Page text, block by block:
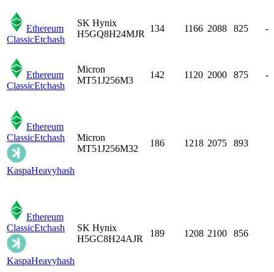
Ethereum
ClassicEtchash
SK Hynix
H5GQ8H24MJR
134 1166 2088 825 -
Ethereum
ClassicEtchash
Micron
MT51J256M3
142 1120 2000 875 -
Ethereum
ClassicEtchash
KaspaHeavyhash
Micron
MT51J256M32
186 1218 2075 893
Ethereum
ClassicEtchash
KaspaHeavyhash
SK Hynix
H5GC8H24AJR
189 1208 2100 856